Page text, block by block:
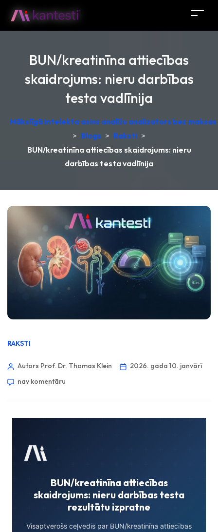
BUN/kreatinīna attiecības
skaidrojums: nieru darbības
testa vadlīnija
Mākslīgā intelekta asins analīžu analizators bez
> Blogs > Raksti >
BUN/kreatinīna attiecības skaidrojums: nieru
darbības testa vadlīnija
RAKSTI
Autors Prof. Dr. Thomas Klein
2026. gada 10. janvārī
nav komentāru
BUN/kreatinīna attiecības
skaidrojums: nieru darbības testa
rezultātu izpratne
Visaptverošs ceļvedis par BUN/kreatinīna attiecības